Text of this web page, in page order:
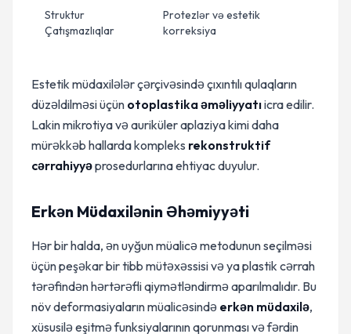
Struktur
Çatışmazlıqlar
Protezlər və estetik
korreksiya
Estetik müdaxilələr çərçivəsində çıxıntılı qulaqların
düzəldilməsi üçün otoplastika əməliyyatıicra edilir.
Lakin mikrotiya və auriküler aplaziya kimi daha
mürəkkəb hallarda kompleks rekonstruktif
cərrahiyyəprosedurlarına ehtiyac duyulur.
Erkən Müdaxilənin Əhəmiyyəti
Hər bir halda, ən uyğun müalicə metodunun seçilməsi
üçün peşəkar bir tibb mütəxəssisi və ya plastik cərrah
tərəfindən hərtərəfli qiymətləndirmə aparılmalıdır. Bu
növ deformasiyaların müalicəsində erkən müdaxilə,
xüsusilə eşitmə funksiyalarının qorunması və fərdin